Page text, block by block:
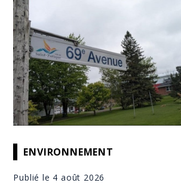
ENVIRONNEMENT
Publié le 4 août 2026